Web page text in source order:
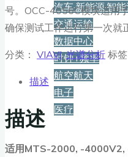
汽车·新能源·智
交通运输
数据中心
时钟+频率
航空航天
电子
医疗
号。OCC-4056C模块适用
确保测试工作运行第一次就
分类： VIAVI,光谱分析 标签
描述
描述
适用MTS-2000, -4000V2,